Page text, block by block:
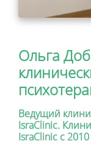
Ольга
Ведущий
IsraClinic.
IsraClinic с